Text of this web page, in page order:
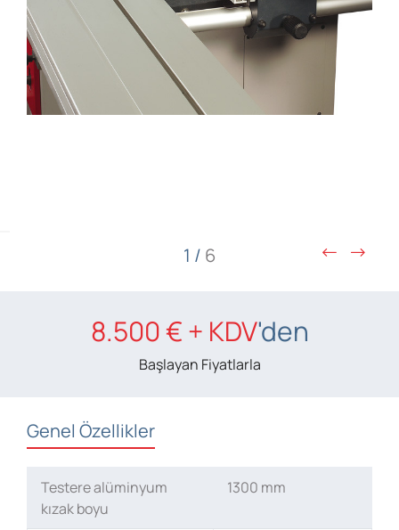
1 / 6
8.500 € + KDV'den
Başlayan Fiyatlarla
Genel Özellikler
Testere alüminyum
kızak boyu
1300 mm